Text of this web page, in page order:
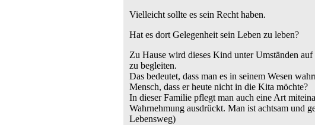
Vielleicht sollte es sein Recht haben.
Hat es dort Gelegenheit sein Leben zu leben?
Zu Hause wird dieses Kind unter Umständen
zu begleiten.
Das bedeutet, dass man es in seinem Wesen
Mensch, dass er heute nicht in die Kita möchte?
In dieser Familie pflegt man auch eine Art
Wahrnehmung ausdrückt. Man ist achtsam und
Lebensweg)